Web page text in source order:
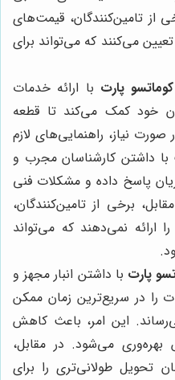
از تامین‌کنندگان، قیمت‌های
می‌کنند که می‌تواند برای
پارت با ارائه خدمات
خود کمک می‌کند تا قطعه
نیاز، راهنمایی‌های لازم
با داشتن کارشناسان مجرب و
پاسخ داده و مشکلات فنی
برخی از تامین‌کنندگان،
ارائه نمی‌دهند که می‌تواند
پارت با داشتن انبار مجهز و
را در سریع‌ترین زمان ممکن
این امر، باعث کاهش
بهره‌وری می‌شود. در مقابل،
تحویل طولانی‌تری را برای